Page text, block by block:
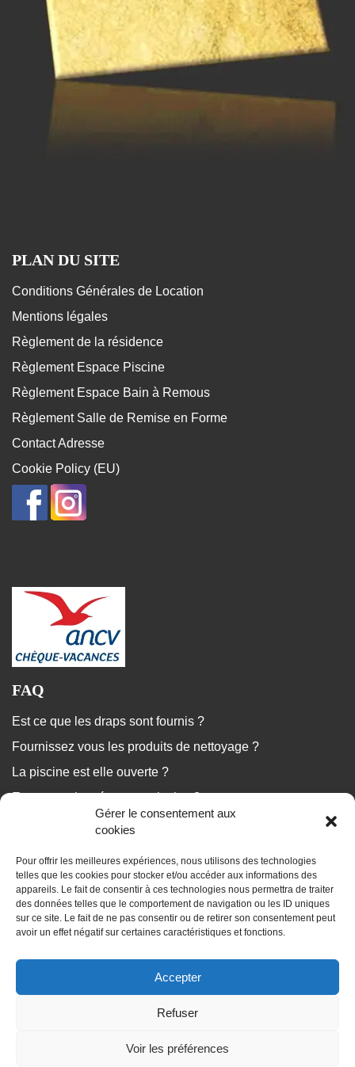
Gérer le consentement aux
cookies
Pour offrir les meilleures expériences, nous utilisons des technologies
telles que les cookies pour stocker et/ou accéder aux informations des
appareils. Le fait de consentir à ces technologies nous permettra de traiter
des données telles que le comportement de navigation ou les ID uniques
sur ce site. Le fait de ne pas consentir ou de retirer son consentement peut
avoir un effet négatif sur certaines caractéristiques et fonctions.
Accepter
Refuser
Voir les préférences
Voir les disponibilités
PLAN DU SITE
Conditions Générales de Location
Mentions légales
Règlement de la résidence
Règlement Espace Piscine
Règlement Espace Bain à Remous
Règlement Salle de Remise en Forme
Contact Adresse
Cookie Policy (EU)
FAQ
Est ce que les draps sont fournis ?
Fournissez vous les produits de nettoyage ?
La piscine est elle ouverte ?
Est ce que le ménage est inclus ?
Nous répondons à vos questions
Les dossiers de vos vacances